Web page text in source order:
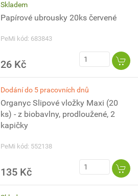
Skladem
Papírové ubrousky 20ks červené
PeMi kód: 683843
26 Kč
Dodání do 5 pracovních dnů
Organyc Slipové vložky Maxi (20
ks) - z biobavlny, prodloužené, 2
kapičky
PeMi kód: 552138
135 Kč